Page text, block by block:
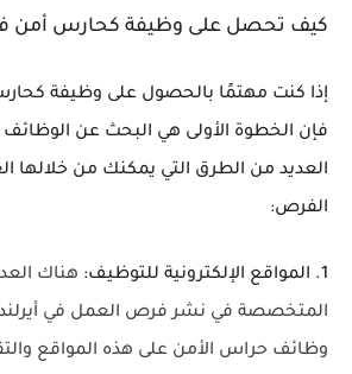
كيف تحصل على وظيفة كحارس أمن في
إذا كنت مهتمًا بالحصول على وظيفة كحارس
فإن الخطوة الأولى هي البحث عن الوظائف
العديد من الطرق التي يمكنك من خلالها
الفرص:
1. المواقع الإلكترونية للتوظيف:
هناك
المتخصصة في نشر فرص العمل في
وظائف حراس الأمن على هذه المواقع